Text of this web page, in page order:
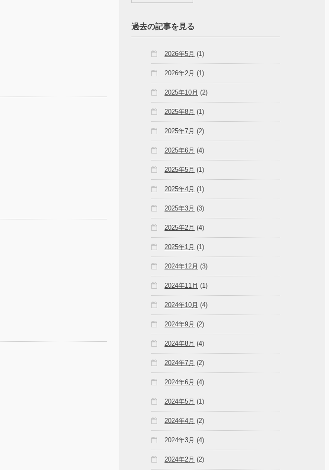
過去の記事を見る
2026年5月 (1)
2026年2月 (1)
2025年10月 (2)
2025年8月 (1)
2025年7月 (2)
2025年6月 (4)
2025年5月 (1)
2025年4月 (1)
2025年3月 (3)
2025年2月 (4)
2025年1月 (1)
2024年12月 (3)
2024年11月 (1)
2024年10月 (4)
2024年9月 (2)
2024年8月 (4)
2024年7月 (2)
2024年6月 (4)
2024年5月 (1)
2024年4月 (2)
2024年3月 (4)
2024年2月 (2)